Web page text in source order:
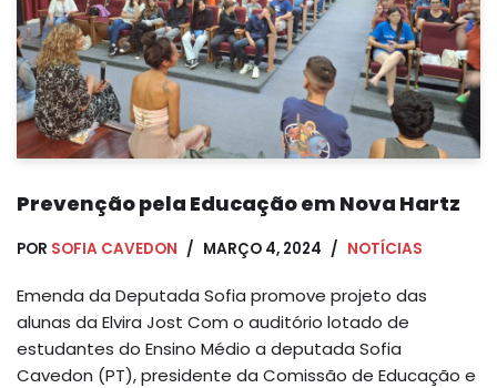
Prevenção pela Educação em Nova Hartz
POR SOFIA CAVEDON MARÇO 4, 2024 NOTÍCIAS
Emenda da Deputada Sofia promove projeto das
alunas da Elvira Jost Com o auditório lotado de
estudantes do Ensino Médio a deputada Sofia
Cavedon (PT), presidente da Comissão de Educação e